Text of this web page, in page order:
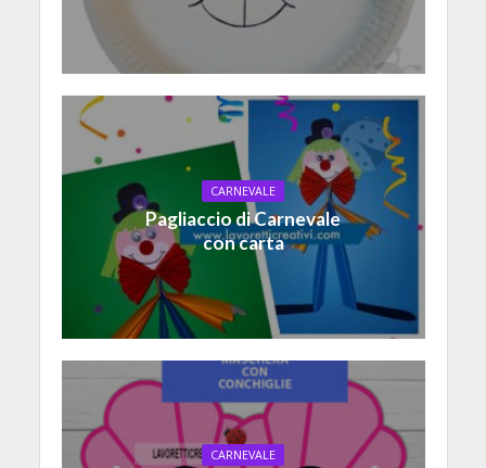
CARNEVALE
Pagliaccio di Carnevale
con carta
CARNEVALE